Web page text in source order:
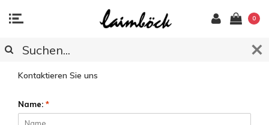
0
KUNDENDIENST
Kontaktieren Sie uns
Name: *